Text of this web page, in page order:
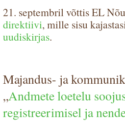
21. septembril võttis EL
direktiivi, mille sisu
uudiskirjas.
Majandus- ja
„Andmete loetelu
registreerimisel ja